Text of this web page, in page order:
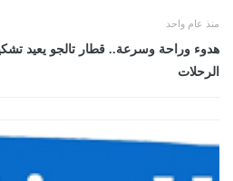
منذ عام واحد
هدوء وراحة وسرعة.. قطار تالجو يعيد
الرحلات